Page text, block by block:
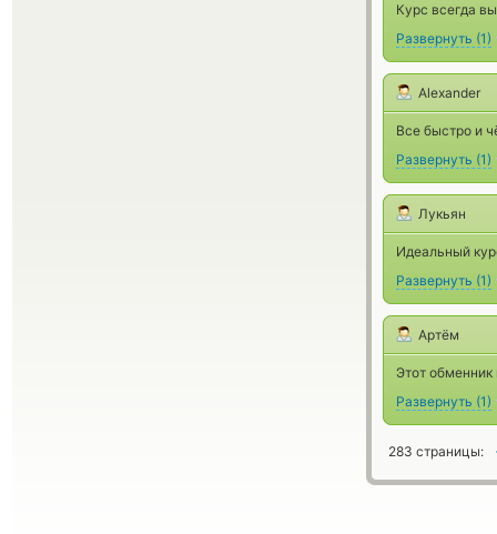
Курс всегда
Развернуть (1)
Alexander
Все быстро и
Развернуть (1)
Лукьян
Идеальный
Развернуть (1)
Артём
Этот обменник
Развернуть (1)
283 страницы: